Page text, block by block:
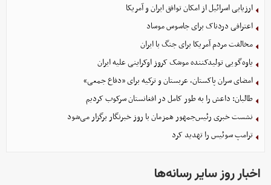
ارزیابی اسرائیل از امکان توافق ایران و آمریکا
اعترافی دردناک برای جاسوس موساد
مخالفت مردم آمریکا برای جنگ با ایران
یاوه‌گویی تولیدکننده موشک کروز اوکراینی علیه ایران
امضای سران پاکستان، عربستان و ترکیه برای «دفاع جمعی»
طالبان: داعش را به طور کامل در افغانستان سرکوب کردیم
نشست خبری رئیس‌جمهور همزمان با روز خبرنگار برگزار می‌شود
ترامپ سوئیس را تهدید کرد